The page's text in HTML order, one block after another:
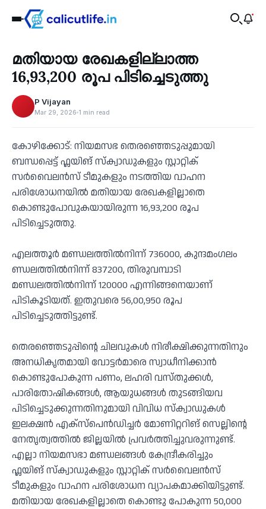
‹
Recent
മതിയായ രേഖകളില്ലാത്ത
16,93,200 രൂപ പിടിച്ചെടുത്തു
P Vijayan
Mar 29, 2026 1 min read
കോഴിക്കോട്: നിയമസഭ തെരഞ്ഞെടുപ്പുമായി
ബന്ധപ്പെട്ട് ഫ്ലയിങ് സ്ക്വാഡുകളും സ്റ്റാറ്റിക്
സർവൈലൻസ് ടീമുകളും നടത്തിയ വാഹന
പരിശോധനയിൽ മതിയായ രേഖകളില്ലാതെ
കൊണ്ടുപോവുകയായിരുന്ന 16,93,200 രൂപ
പിടിച്ചെടുത്തു.
എലത്തൂർ മണ്ഡലത്തിൽനിന്ന് 736000, കുന്ദമംഗലം
ണ്ഡലത്തിൽനിന്ന് 837200, തിരുവമ്പാടി
മണ്ഡലത്തിൽനിന്ന് 120000 എന്നിങ്ങനെയാണ്
പിടികൂടിയത്. ഇതുവരെ 56,00,950 രൂപ
പിടിച്ചെടുത്തിട്ടുണ്ട്.
തെരഞ്ഞെടുപ്പിൻ്റെ ചിലവുകൾ നിരീക്ഷിക്കുന്നതിനും
അനധികൃതമായി വോട്ടർമാരെ സ്വാധീനിക്കാൻ
കൊണ്ടുപോകുന്ന പണം, ലഹരി വസ്തുക്കൾ,
പാരിതോഷികങ്ങൾ, ആയുധങ്ങൾ തുടങ്ങിയവ
പിടിച്ചെടുക്കുന്നതിനുമായി വിവിധ സ്ക്വാഡുകൾ
ഇലക്ഷൻ എക്സ്പെൻഡിച്ചർ മോണിറ്ററിങ് സെല്ലിന്റെ
നേതൃത്വത്തിൽ ജില്ലയിൽ പ്രവർത്തിച്ചുവരുന്നുണ്ട്.
എല്ലാ നിയമസഭാ മണ്ഡലങ്ങൾ കേന്ദ്രീകരിച്ചും
ഫ്ലയിങ് സ്ക്വാഡുകളും സ്റ്റാറ്റിക് സർവൈലൻസ്
ടീമുകളും വാഹന പരിശോധന വ്യാപകമാക്കിയിട്ടുണ്ട്.
മതിയായ രേഖകളില്ലാതെ കൊണ്ടു പോകുന്ന 50,000